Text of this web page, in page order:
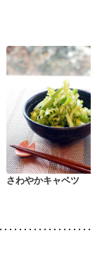
さわやかキャベツ